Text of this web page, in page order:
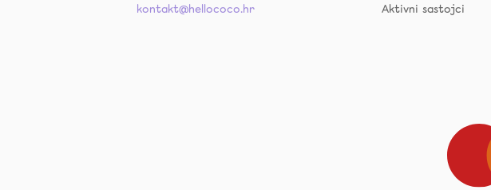
kontakt@hellococo.hr
Aktivni sastojci